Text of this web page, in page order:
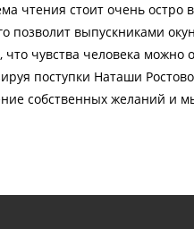
чтения стоит очень остро
позволит выпускниками
что чувства человека можно
поступки Наташи
собственных желаний и